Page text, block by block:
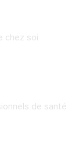
chez soi
de santé